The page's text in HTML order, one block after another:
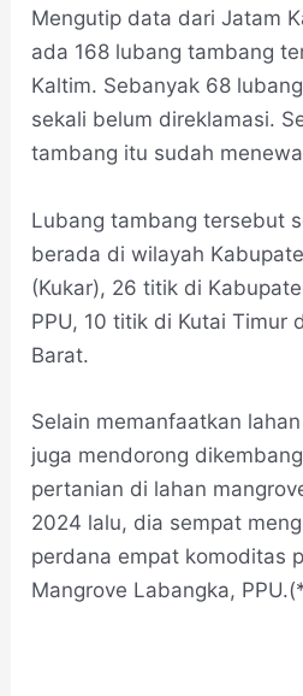
Mengutip data dari Jatam
ada 168 lubang tambang
Kaltim. Sebanyak 68
sekali belum direklamasi.
tambang itu sudah
Lubang tambang tersebut
berada di wilayah
(Kukar), 26 titik di
PPU, 10 titik di Kutai Timur
Barat.
Selain memanfaatkan
juga mendorong
pertanian di lahan
2024 lalu, dia sempat
perdana empat komoditas
Mangrove Labangka,